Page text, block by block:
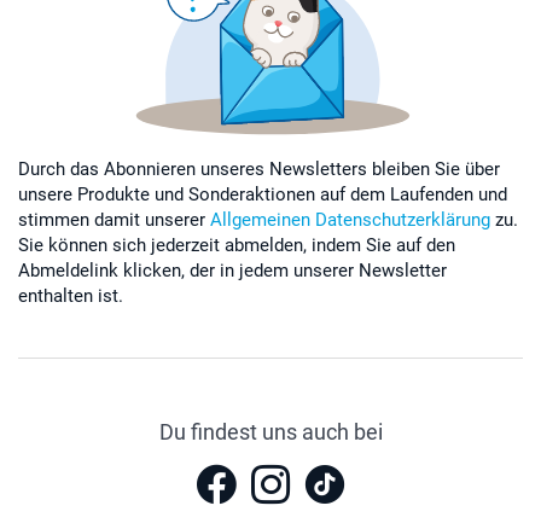
Durch das Abonnieren unseres Newsletters bleiben Sie über
unsere Produkte und Sonderaktionen auf dem Laufenden und
stimmen damit unserer Allgemeinen Datenschutzerklärung zu.
Sie können sich jederzeit abmelden, indem Sie auf den
Abmeldelink klicken, der in jedem unserer Newsletter
enthalten ist.
Du findest uns auch bei